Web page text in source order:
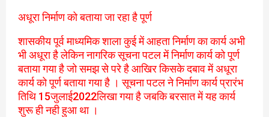
अधूरा निर्माण को बताया जा रहा है पूर्ण
शासकीय पूर्व माध्यमिक शाला कुई में आहता निर्माण का कार्य अभी
भी अधूरा है लेकिन नागरिक सूचना पटल में निर्माण कार्य को पूर्ण
बताया गया है जो समझ से परे है आखिर किसके दबाव में अधूरा
कार्य को पूर्ण बताया गया है । सूचना पटल ने निर्माण कार्य प्रारंभ
तिथि 15जुलाई2022लिखा गया है जबकि बरसात में यह कार्य
शुरू ही नही हुआ था ।